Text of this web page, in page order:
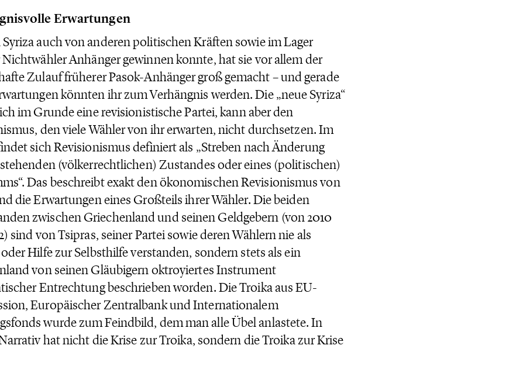
Erwartungen
auch von anderen politischen Kräften sowie im Lager
Anhänger gewinnen konnte, hat sie vor allem der
Zulauf früherer Pasok-Anhänger groß gemacht – und gerade
könnten ihr zum Verhängnis werden. Die „neue Syriza“
im Grunde eine revisionistische Partei, kann aber den
den viele Wähler von ihr erwarten, nicht durchsetzen. Im
sich Revisionismus definiert als „Streben nach Änderung
(völkerrechtlichen) Zustandes oder eines (politischen)
Das beschreibt exakt den ökonomischen Revisionismus von
die Erwartungen eines Großteils ihrer Wähler. Die beiden
zwischen Griechenland und seinen Geldgebern (von 2010
sind von Tsipras, seiner Partei sowie deren Wählern nie als
Hilfe zur Selbsthilfe verstanden, sondern stets als ein
von seinen Gläubigern oktroyiertes Instrument
Entrechtung beschrieben worden. Die Troika aus EU-
Europäischer Zentralbank und Internationalem
wurde zum Feindbild, dem man alle Übel anlastete. In
hat nicht die Krise zur Troika, sondern die Troika zur Krise